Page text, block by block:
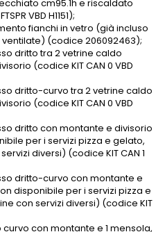
cm95.1h e riscaldato
VBD H1151);
fianchi in vetro (già incluso
(codice 206092463);
dritto tra 2 vetrine caldo
(codice KIT CAN 0 VBD
dritto-curvo tra 2 vetrine caldo
(codice KIT CAN 0 VBD
dritto con montante e divisorio
per i servizi pizza e gelato,
diversi) (codice KIT CAN 1
dritto-curvo con montante e
disponibile per i servizi pizza e
con servizi diversi) (codice KIT
con montante e 1 mensola,